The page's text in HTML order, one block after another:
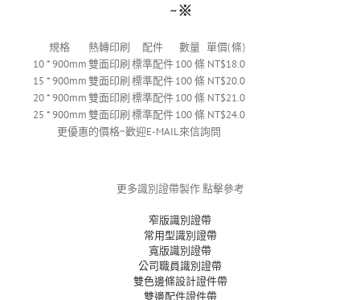
~※
規格 熱轉印刷 配件 數量 單價(條)
10 * 900mm雙面印刷標準配件 100 條 NT$18.0
15 * 900mm雙面印刷標準配件 100 條 NT$20.0
20 * 900mm雙面印刷標準配件 100 條 NT$21.0
25 * 900mm雙面印刷標準配件 100 條 NT$24.0
更優惠的價格~歡迎E-MAIL來信詢問
更多識別證帶製作 點擊參考
窄版識別證帶
常用型識別證帶
寬版識別證帶
公司職員識別證帶
雙色邊條設計證件帶
雙邊配件證件帶